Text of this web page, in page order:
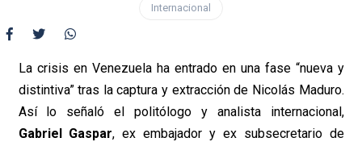
Internacional
La crisis en Venezuela ha entrado en una fase “nueva y
distintiva” tras la captura y extracción de Nicolás Maduro.
Así lo señaló el politólogo y analista internacional,
Gabriel Gaspar, ex embajador y ex subsecretario de